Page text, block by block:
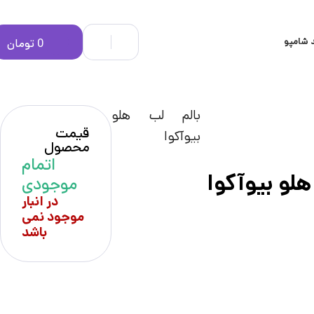
شامپو 0 تومان
بیوآکوا
بالم لب هلو
بیوآکوا
قیمت
محصول
اتمام
موجودی
در انبار
موجود نمی
باشد